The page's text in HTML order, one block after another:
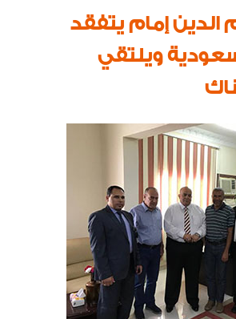
جولات وزيارات خارجية
إفتتاحات
تعاقدات جديدة
اخبار متنوعة
أخبار من هنا وهناك
شهادات الأيزو
رياضة
خواطر إيمانية
الدين إمام يتفقد
ويلتقي